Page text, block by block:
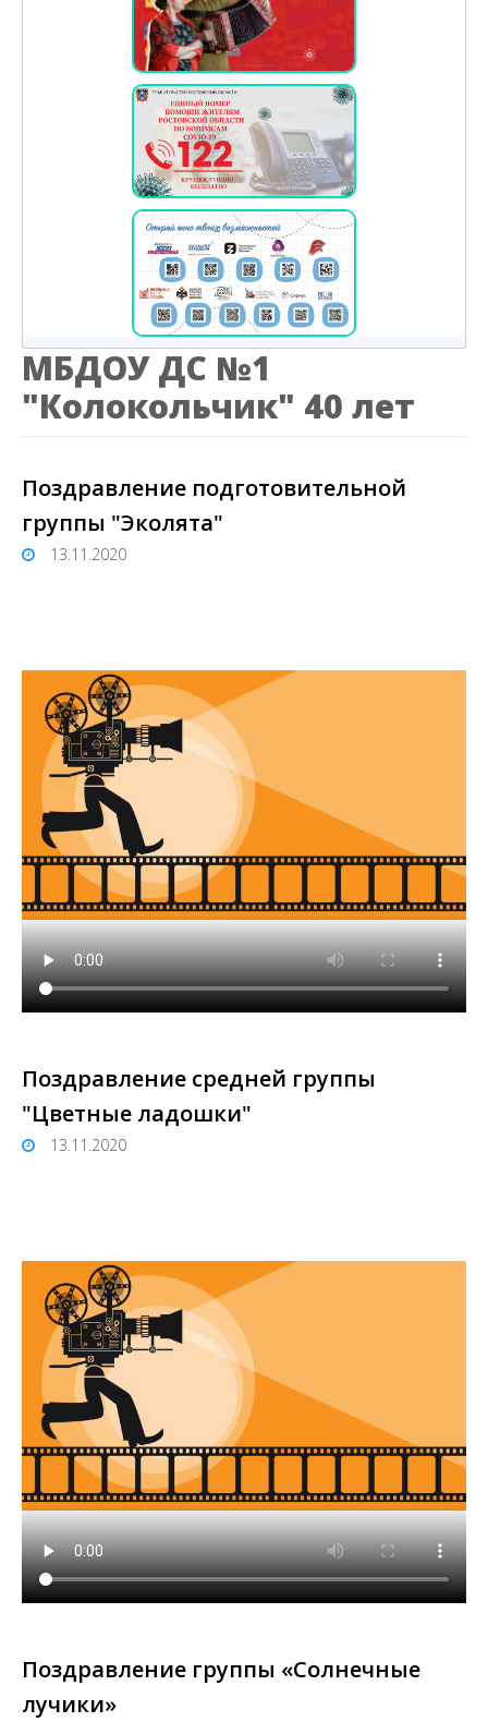
МБДОУ ДС №1
"Колокольчик" 40 лет
Поздравление подготовительной
группы "Эколята"
13.11.2020
Поздравление средней группы
"Цветные ладошки"
13.11.2020
Поздравление группы «Солнечные
лучики»